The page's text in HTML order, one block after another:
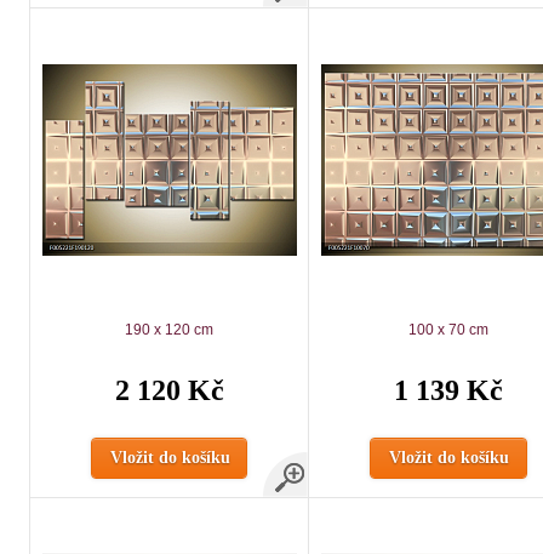
190 x 120 cm
2 120 Kč
Vložit do košíku
100 x 70 cm
1 139 Kč
Vložit do košíku